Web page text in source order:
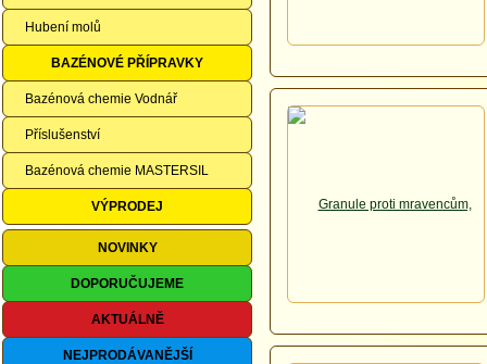
Hubení molů
BAZÉNOVÉ PŘÍPRAVKY
Bazénová chemie Vodnář
Příslušenství
Bazénová chemie MASTERSIL
VÝPRODEJ
NOVINKY
DOPORUČUJEME
AKTUÁLNĚ
NEJPRODÁVANĚJŠÍ